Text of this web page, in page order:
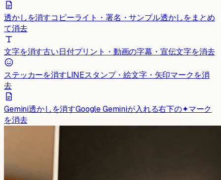
透かしを消すコピーライト・署名・サンプル透かしをまとめ
て消去
文字を消す古い日付プリント・動画の字幕・宣伝文字を消去
ステッカーを消すLINEスタンプ・絵文字・矢印マークを消
去
Gemini透かしを消すGoogle Geminiが入れる右下の✦マーク
を消去